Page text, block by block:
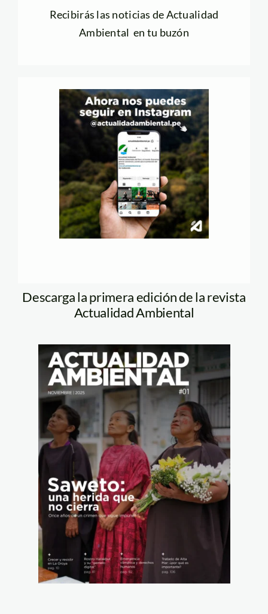
Recibirás las noticias de Actualidad
Ambiental en tu buzón
Descarga la primera edición de la revista
Actualidad Ambiental